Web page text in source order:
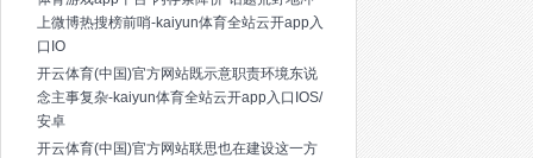
上微博热搜榜前哨-kaiyun体育全站云开app入
口IO
开云体育(中国)官方网站既示意职责环境东说
念主事复杂-kaiyun体育全站云开app入口IOS/
安卓
开云体育(中国)官方网站联思也在建设这一方